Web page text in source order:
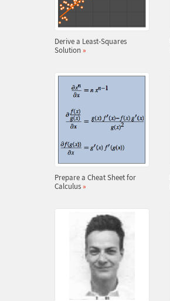
Derive a Least-Squares
Solution »
Prepare a Cheat Sheet for
Calculus »